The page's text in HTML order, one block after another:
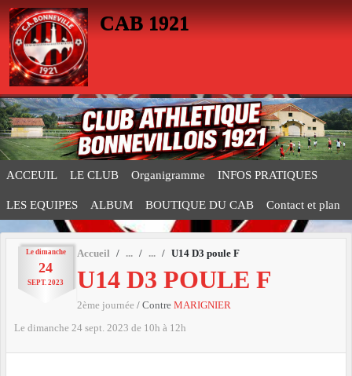
CAB 1921
ACCEUIL LE CLUB Organigramme INFOS PRATIQUES
LES EQUIPES ALBUM BOUTIQUE DU CAB Contact et plan
Le dimanche
24
SEPT. 2023
Accueil U14 D3 poule F
U14 D3 POULE F
2ème journée / Contre MARIGNIER
Le dimanche 24 sept. 2023 de 10h à 12h
Panneau de gestion des cookies